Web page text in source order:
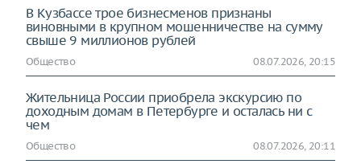
В Кузбассе трое бизнесменов признаны
виновными в крупном мошенничестве на сумму
свыше 9 миллионов рублей
Общество 08.07.2026, 20:15
Жительница России приобрела экскурсию по
доходным домам в Петербурге и осталась ни с
чем
Общество 08.07.2026, 20:11